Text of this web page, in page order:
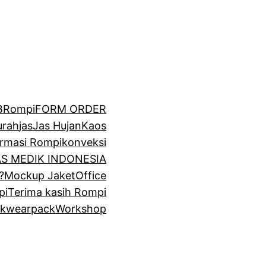
FORM ORDER
jasJas HujanKaos
Rompikonveksi
MEDIK INDONESIA
Mockup JaketOffice
Terima kasih Rompi
wearpackWorkshop